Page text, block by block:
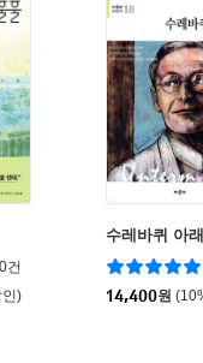
건
)
수레바퀴 아
14,400원